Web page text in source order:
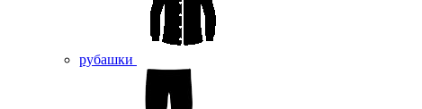
рубашки